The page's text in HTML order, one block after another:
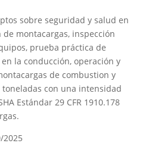
sobre seguridad y salud en
montacargas, inspección
prueba práctica de
la conducción, operación y
de combustion y
con una intensidad
Estándar 29 CFR 1910.178
2025